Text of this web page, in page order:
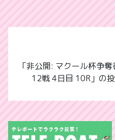
「非公開: マクール杯争
12戦 4日目 10R」の